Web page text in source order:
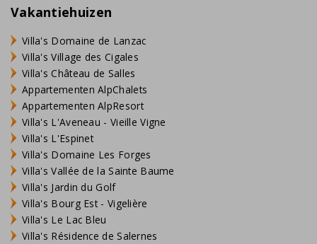
Vakantiehuizen
Villa's Domaine de Lanzac
Villa's Village des Cigales
Villa's Château de Salles
Appartementen AlpChalets
Appartementen AlpResort
Villa's L'Aveneau - Vieille Vigne
Villa's L'Espinet
Villa's Domaine Les Forges
Villa's Vallée de la Sainte Baume
Villa's Jardin du Golf
Villa's Bourg Est - Vigelière
Villa's Le Lac Bleu
Villa's Résidence de Salernes